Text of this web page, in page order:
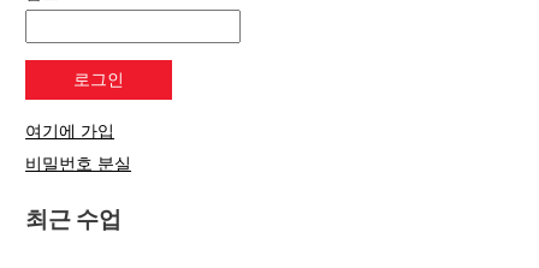
여기에 가입
비밀번호 분실
최근 수업